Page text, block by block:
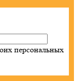
персональных